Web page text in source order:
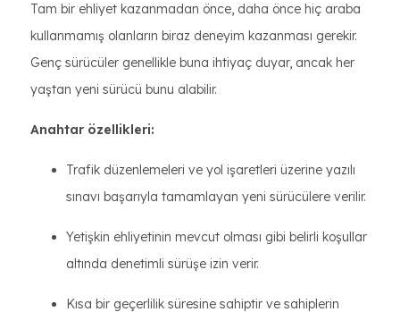
Tam bir ehliyet kazanmadan önce, daha önce hiç araba
kullanmamış olanların biraz deneyim kazanması gerekir.
Genç sürücüler genellikle buna ihtiyaç duyar, ancak her
yaştan yeni sürücü bunu alabilir.
Anahtar özellikleri:
Trafik düzenlemeleri ve yol işaretleri üzerine yazılı
sınavı başarıyla tamamlayan yeni sürücülere verilir.
Yetişkin ehliyetinin mevcut olması gibi belirli koşullar
altında denetimli sürüşe izin verir.
Kısa bir geçerlilik süresine sahiptir ve sahiplerin